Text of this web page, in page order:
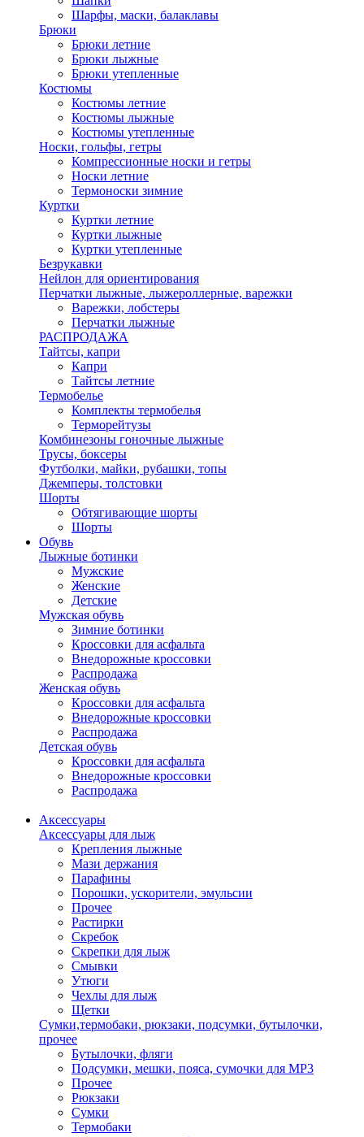
Шарфы, маски, балаклавы
Брюки
Брюки летние
Брюки лыжные
Брюки утепленные
Костюмы
Костюмы летние
Костюмы лыжные
Костюмы утепленные
Носки, гольфы, гетры
Компрессионные носки и гетры
Носки летние
Термоноски зимние
Куртки
Куртки летние
Куртки лыжные
Куртки утепленные
Безрукавки
Нейлон для ориентирования
Перчатки лыжные, лыжероллерные, варежки
Варежки, лобстеры
Перчатки лыжные
РАСПРОДАЖА
Тайтсы, капри
Капри
Тайтсы летние
Термобелье
Комплекты термобелья
Терморейтузы
Комбинезоны гоночные лыжные
Трусы, боксеры
Футболки, майки, рубашки, топы
Джемперы, толстовки
Шорты
Обтягивающие шорты
Шорты
Обувь
Лыжные ботинки
Мужские
Женские
Детские
Мужская обувь
Зимние ботинки
Кроссовки для асфальта
Внедорожные кроссовки
Распродажа
Женская обувь
Кроссовки для асфальта
Внедорожные кроссовки
Распродажа
Детская обувь
Кроссовки для асфальта
Внедорожные кроссовки
Распродажа
Аксессуары
Аксессуары для лыж
Крепления лыжные
Мази держания
Парафины
Порошки, ускорители, эмульсии
Прочее
Растирки
Скребок
Скрепки для лыж
Смывки
Утюги
Чехлы для лыж
Щетки
Сумки,термобаки, рюкзаки, подсумки, бутылочки,
прочее
Бутылочки, фляги
Подсумки, мешки, пояса, сумочки для MP3
Прочее
Рюкзаки
Сумки
Термобаки